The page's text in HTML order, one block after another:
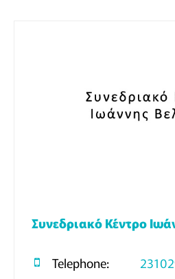
Συνεδριακό Κέντρο
Telephone: